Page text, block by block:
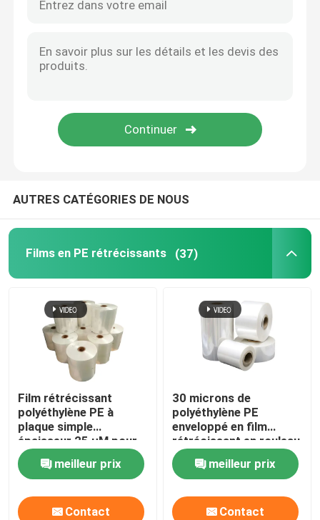
Sacs de transport en plastique pour gilets
sacs à provisions biodégradables
Poly sacs d'expédition d'annonce
Réservoir de poubelle
Papier à graines intégrées
AUTRES CATÉGORIES DE NOUS
Films en PE rétrécissants (37)
Film rétrécissant
polyéthylène PE à
plaque simple
épaisseur 25 μM pour
emballage de boissons
meilleur prix
Contact
30 microns de
polyéthylène PE
enveloppé en film
rétrécissant en rouleau
de couverture pour
boissons alimentaires
meilleur prix
Contact